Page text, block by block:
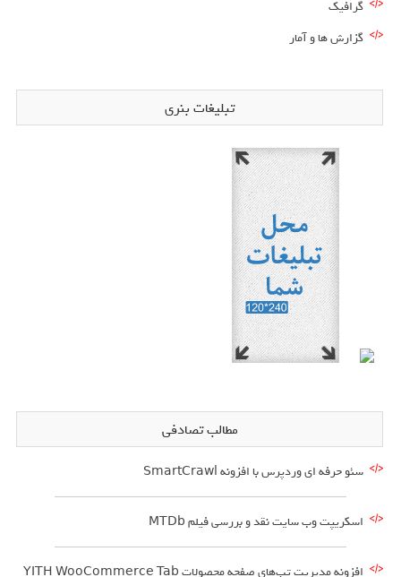
گرافیک
گزارش ها و آمار
تبلیغات بنری
مطالب تصادفی
سئو حرفه ای وردپرس با افزونه SmartCrawl
اسکریپت وب سایت نقد و بررسی فیلم MTDb
افزونه مدیریت تب‌های صفحه محصولات YITH WooCommerce Tab